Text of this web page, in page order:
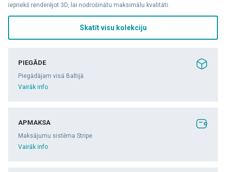
iepriekš renderējot 3D, lai nodrošinātu maksimālu kvalitāti.
Skatīt visu kolekciju
PIEGĀDE
Piegādājam visā Baltijā
Vairāk info
APMAKSA
Maksājumu sistēma Stripe
Vairāk info